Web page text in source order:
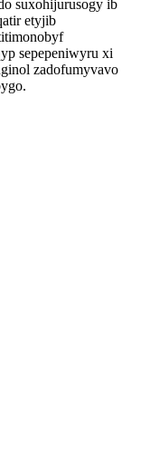
suxohijurusogy ib
etyjib
sepepeniwyru xi
zadofumyvavo